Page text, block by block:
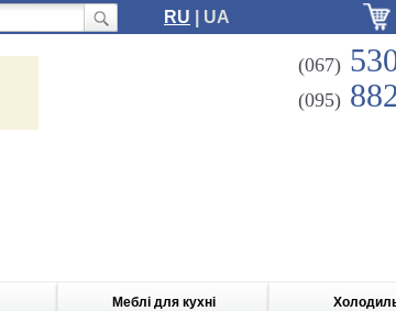
RU | UA
(067)
(095)
Меблі для кухні